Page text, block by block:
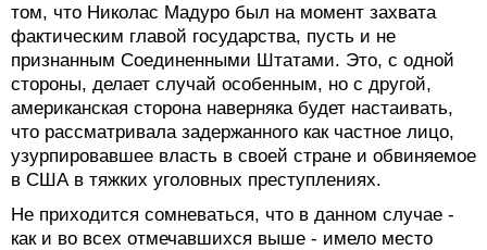
том, что Николас Мадуро был на момент захвата
фактическим главой государства, пусть и не
признанным Соединенными Штатами. Это, с одной
стороны, делает случай особенным, но с другой,
американская сторона наверняка будет настаивать,
что рассматривала задержанного как частное лицо,
узурпировавшее власть в своей стране и обвиняемое
в США в тяжких уголовных преступлениях.
Не приходится сомневаться, что в данном случае -
как и во всех отмечавшихся выше - имело место